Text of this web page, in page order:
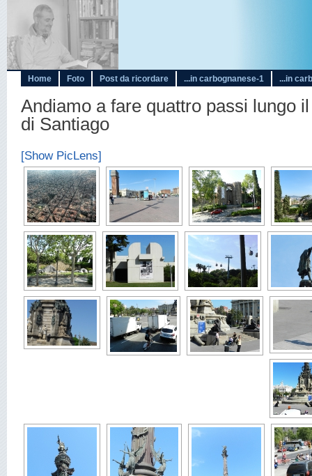
Home Foto Post da ricordare ...in carbognanese-1 ...in
Andiamo a fare quattro passi lungo
di Santiago
[Show PicLens]